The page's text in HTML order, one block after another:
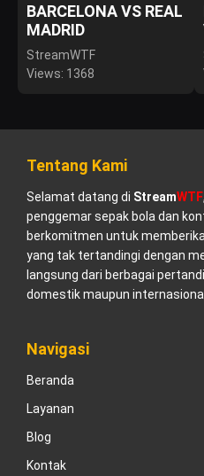
BARCELONA VS REAL
MADRID
StreamWTF
Views: 1368
Tentang Kami
Selamat datang di StreamWTF
penggemar sepak bola dan
berkomitmen untuk
yang tak tertandingi dengan
langsung dari berbagai
domestik maupun internasional.
Navigasi
Beranda
Layanan
Blog
Kontak